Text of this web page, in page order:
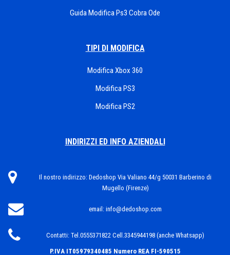
Guida Modifica Ps3 Cobra Ode
TIPI DI MODIFICA
Modifica Xbox 360
Modifica PS3
Modifica PS2
INDIRIZZI ED INFO AZIENDALI
Il nostro indirizzo: Dedoshop Via Valiano 44/g 50031 Barberino di
Mugello (Firenze)
email: info@dedoshop.com
Contatti: Tel.0555371822 Cell.3345944198 (anche Whatsapp)
P.IVA IT05979340485 Numero REA FI-590515